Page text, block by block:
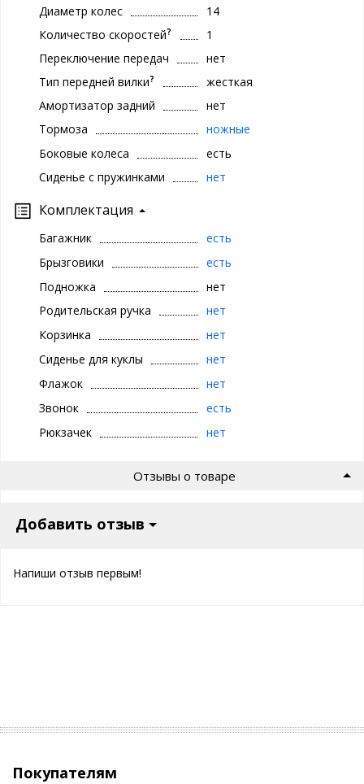
Диаметр колес
14
Количество скоростей?
1
Переключение передач
нет
Тип передней вилки?
жесткая
Амортизатор задний
нет
Тормоза
ножные
Боковые колеса
есть
Сиденье с пружинками
нет
Комплектация
Багажник
есть
Брызговики
есть
Подножка
нет
Родительская ручка
нет
Корзинка
нет
Сиденье для куклы
нет
Флажок
нет
Звонок
есть
Рюкзачек
нет
Отзывы о товаре
Добавить отзыв
Напиши отзыв первым!
Покупателям